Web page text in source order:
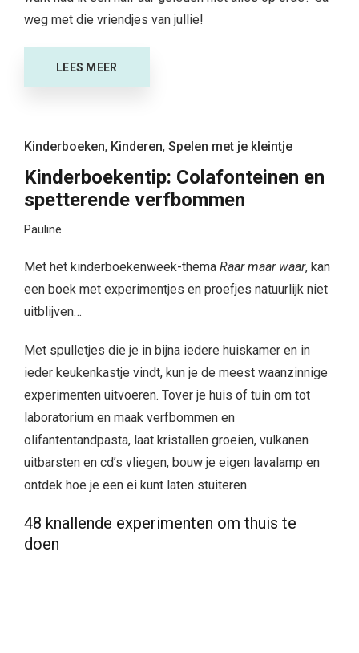
weg met die vriendjes van jullie!
LEES MEER
Kinderboeken, Kinderen, Spelen met je kleintje
Kinderboekentip: Colafonteinen en
spetterende verfbommen
Pauline
Met het kinderboekenweek-thema Raar maar waar, kan
een boek met experimentjes en proefjes natuurlijk niet
uitblijven…
Met spulletjes die je in bijna iedere huiskamer en in
ieder keukenkastje vindt, kun je de meest waanzinnige
experimenten uitvoeren. Tover je huis of tuin om tot
laboratorium en maak verfbommen en
olifantentandpasta, laat kristallen groeien, vulkanen
uitbarsten en cd’s vliegen, bouw je eigen lavalamp en
ontdek hoe je een ei kunt laten stuiteren.
48 knallende experimenten om thuis te
doen